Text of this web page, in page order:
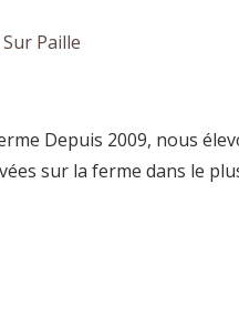
Paille
Depuis 2009, nous
sur la ferme dans le